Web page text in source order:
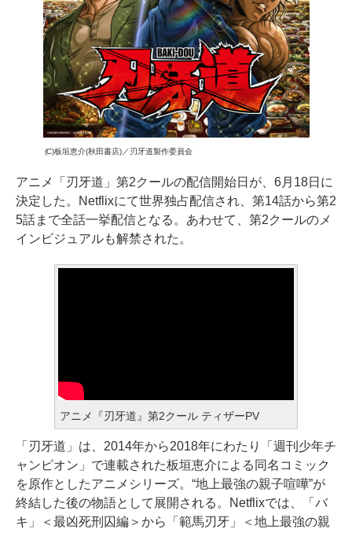
(C)板垣恵介(秋田書店)／刃牙道製作委員会
アニメ「刃牙道」第2クールの配信開始日が、6月18日に
決定した。Netflixにて世界独占配信され、第14話から第2
5話まで全話一挙配信となる。あわせて、第2クールのメ
インビジュアルも解禁された。
アニメ『刃牙道』第2クール ティザーPV
「刃牙道」は、2014年から2018年にわたり「週刊少年チ
ャンピオン」で連載された板垣恵介による同名コミック
を原作としたアニメシリーズ。“地上最強の親子喧嘩”が
終結した後の物語として展開される。Netflixでは、「バ
キ」＜最凶死刑囚編＞から「範馬刃牙」＜地上最強の親